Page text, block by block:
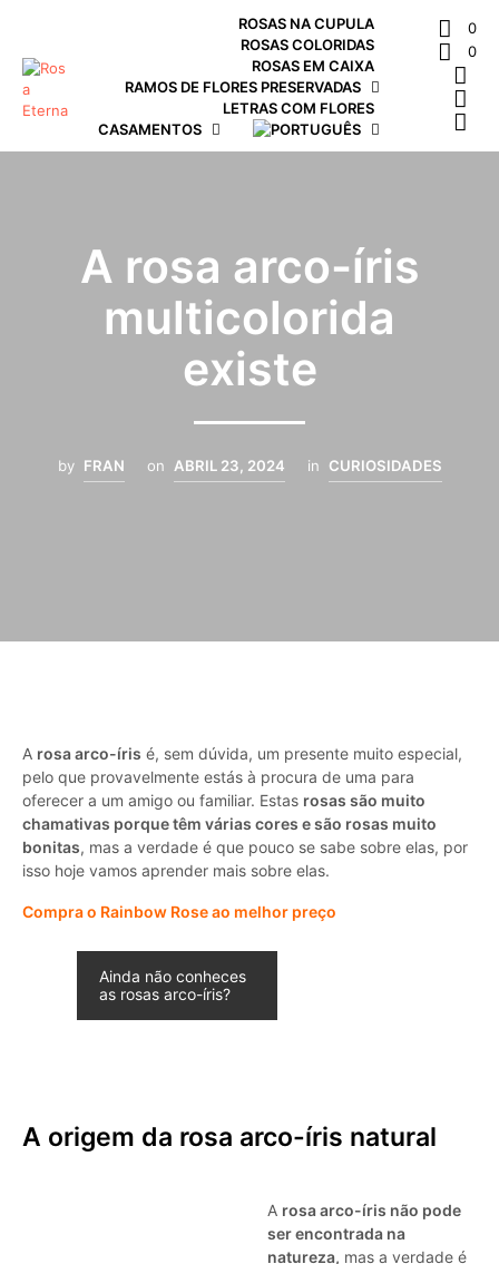
ROSAS NA CUPULA
ROSAS COLORIDAS
ROSAS EM CAIXA
RAMOS DE FLORES PRESERVADAS
LETRAS COM FLORES
CASAMENTOS
0
0
A rosa arco-íris
multicolorida
existe
by FRAN on ABRIL 23, 2024 in CURIOSIDADES
A rosa arco-íris é, sem dúvida, um presente muito especial,
pelo que provavelmente estás à procura de uma para
oferecer a um amigo ou familiar. Estas rosas são muito
chamativas porque têm várias cores e são rosas muito
bonitas, mas a verdade é que pouco se sabe sobre elas, por
isso hoje vamos aprender mais sobre elas.
Compra o Rainbow Rose ao melhor preço
Ainda não conheces
as rosas arco-íris?
A origem da rosa arco-íris natural
A rosa arco-íris não pode
ser encontrada na
natureza, mas a verdade é